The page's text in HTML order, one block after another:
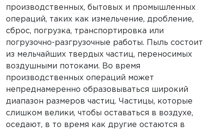
производственных, бытовых и промышленных
операций, таких как измельчение, дробление,
сброс, погрузка, транспортировка или
погрузочно-разгрузочные работы. Пыль состоит
из мельчайших твердых частиц, переносимых
воздушными потоками. Во время
производственных операций может
непреднамеренно образовываться широкий
диапазон размеров частиц. Частицы, которые
слишком велики, чтобы оставаться в воздухе,
оседают, в то время как другие остаются в